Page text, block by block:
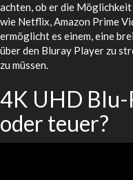
achten, ob er die
wie Netflix, Amazon Prime
ermöglicht es einem, eine
über den Bluray Player zu
zu müssen.
4K UHD Blu-
oder teuer?